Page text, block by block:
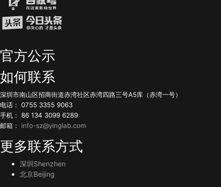
官方公示
如何联系
深圳市南山区招商街道赤湾社区赤湾四路三号A5库（赤湾一号）
电话： 0755 3355 9063
手机： 86 134 3099 6289
邮箱： info-sz@yinglab.com
更多联系方式
深圳Shenzhen
北京Beijing